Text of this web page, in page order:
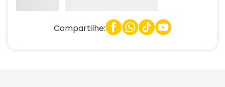
Compartilhe: